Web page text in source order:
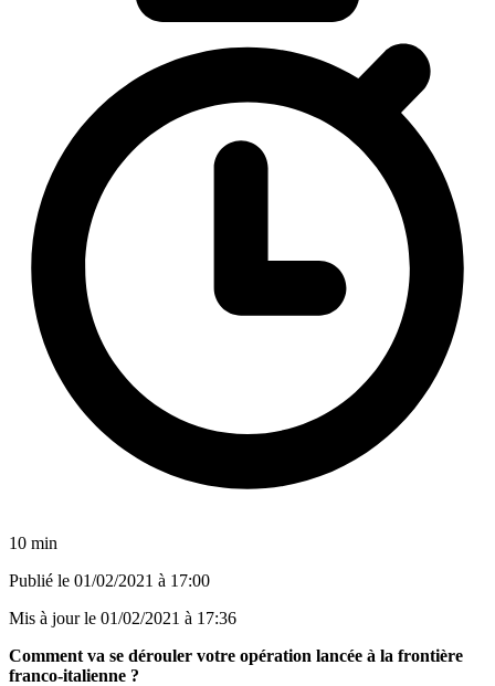
10 min
Publié le 01/02/2021 à 17:00
Mis à jour le 01/02/2021 à 17:36
Comment va se dérouler votre opération lancée à la frontière
franco-italienne ?